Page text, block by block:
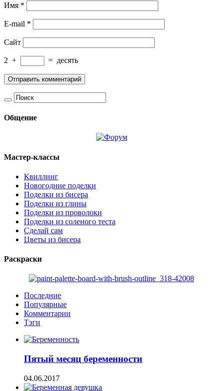
Имя *
E-mail *
Сайт
2 + = десять
Общение
Мастер-классы
Квиллинг
Новогодние поделки
Поделки из бисера
Поделки из глины
Поделки из проволоки
Поделки из соленого теста
Сделай сам
Цветы из бисера
Раскраски
Последние
Популярные
Комментарии
Тэги
Пятый месяц беременности
04.06.2017